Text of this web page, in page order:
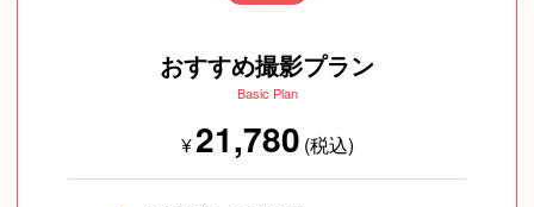
おすすめ撮影プラン
Basic Plan
¥21,780 (税込)